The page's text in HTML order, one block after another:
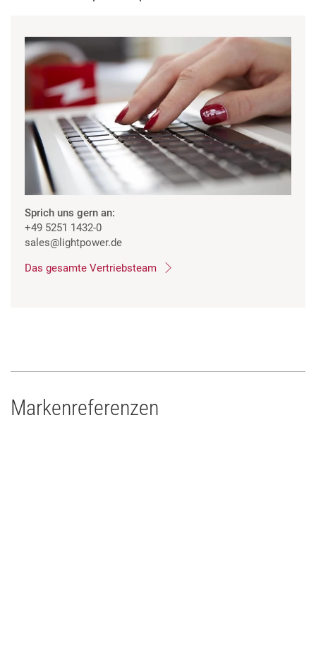
Sprich uns gern an:
+49 5251 1432-0
sales@lightpower.de
Das gesamte Vertriebsteam
Markenreferenzen